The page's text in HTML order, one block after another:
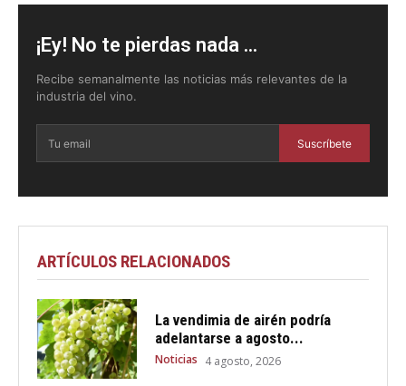
¡Ey! No te pierdas nada ...
Recibe semanalmente las noticias más relevantes de la
industria del vino.
Suscríbete
ARTÍCULOS RELACIONADOS
La vendimia de airén podría
adelantarse a agosto...
Noticias 4 agosto, 2026